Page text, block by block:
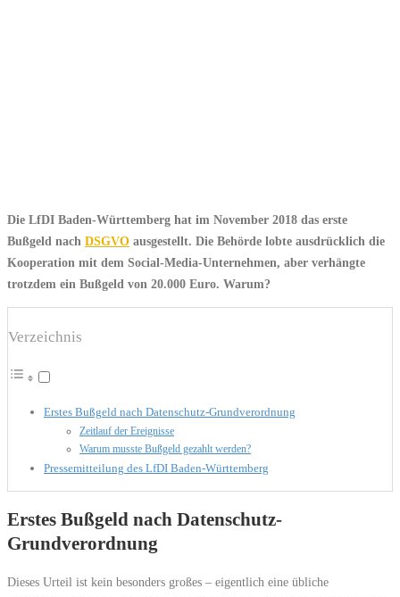
Die LfDI Baden-Württemberg hat im November 2018 das erste
Bußgeld nach DSGVO ausgestellt. Die Behörde lobte ausdrücklich die
Kooperation mit dem Social-Media-Unternehmen, aber verhängte
trotzdem ein Bußgeld von 20.000 Euro. Warum?
Verzeichnis
Erstes Bußgeld nach Datenschutz-Grundverordnung
Zeitlauf der Ereignisse
Warum musste Bußgeld gezahlt werden?
Pressemitteilung des LfDI Baden-Württemberg
Erstes Bußgeld nach Datenschutz-
Grundverordnung
Dieses Urteil ist kein besonders großes – eigentlich eine übliche